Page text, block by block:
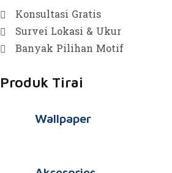
Konsultasi Gratis
Survei Lokasi & Ukur
Banyak Pilihan Motif
Produk Tirai
Wallpaper